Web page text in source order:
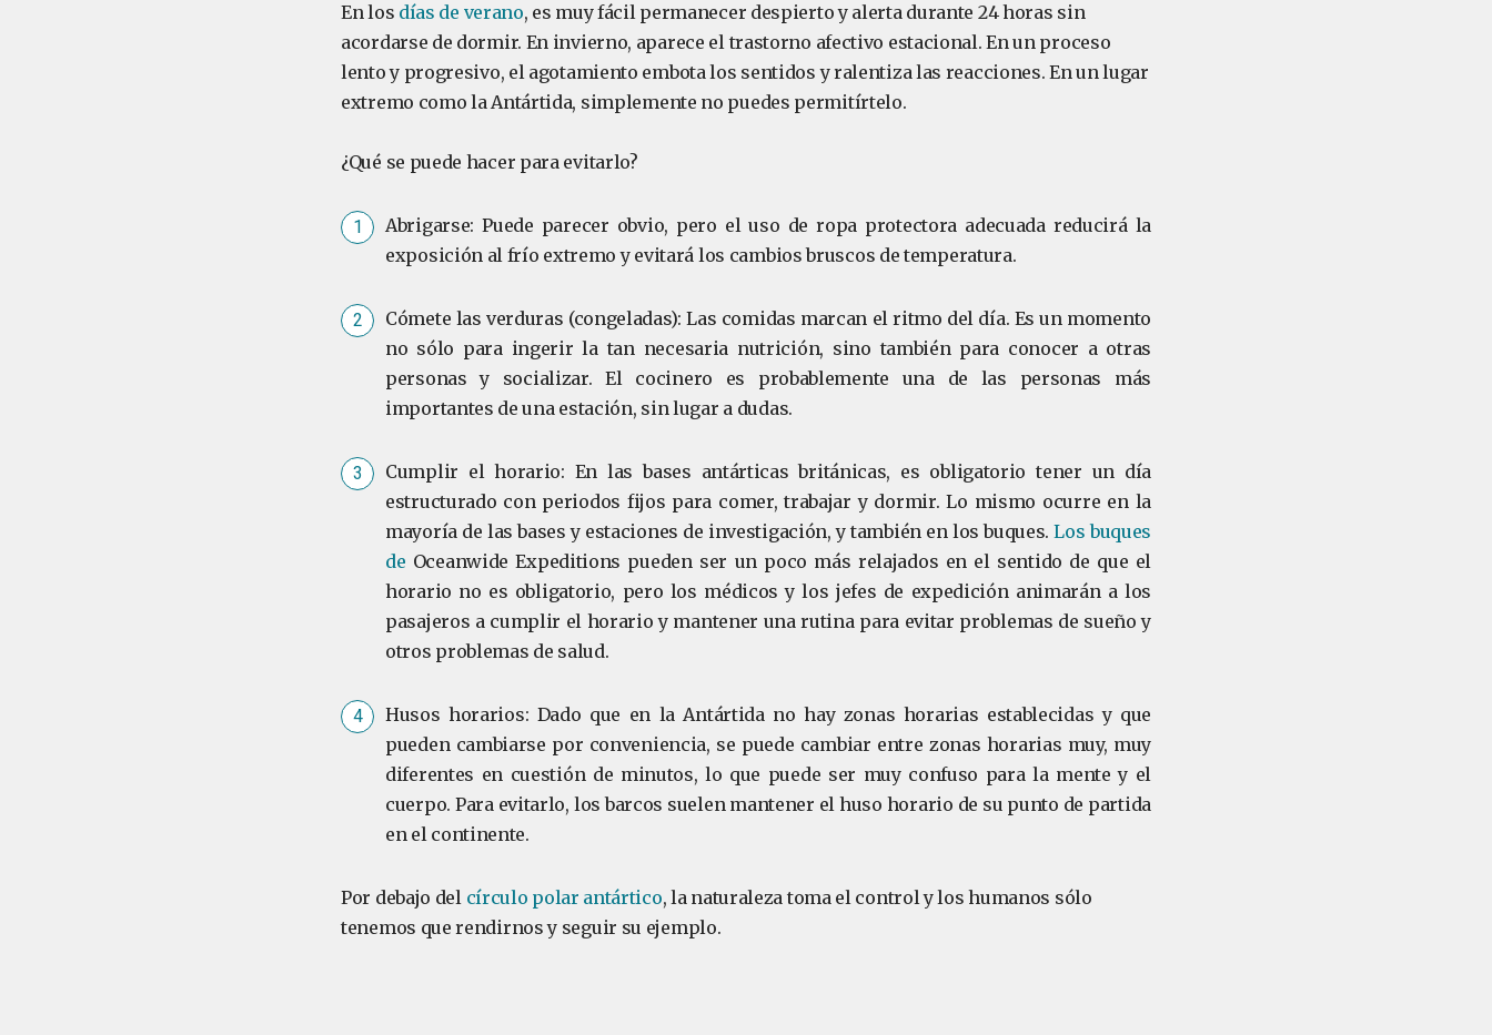
En los días de verano, es muy fácil permanecer despierto y alerta durante 24 horas sin
acordarse de dormir. En invierno, aparece el trastorno afectivo estacional. En un proceso
lento y progresivo, el agotamiento embota los sentidos y ralentiza las reacciones. En un lugar
extremo como la Antártida, simplemente no puedes permitírtelo.
¿Qué se puede hacer para evitarlo?
Abrigarse: Puede parecer obvio, pero el uso de ropa protectora adecuada reducirá la
exposición al frío extremo y evitará los cambios bruscos de temperatura.
Cómete las verduras (congeladas): Las comidas marcan el ritmo del día. Es un momento
no sólo para ingerir la tan necesaria nutrición, sino también para conocer a otras
personas y socializar. El cocinero es probablemente una de las personas más
importantes de una estación, sin lugar a dudas.
Cumplir el horario: En las bases antárticas británicas, es obligatorio tener un día
estructurado con periodos fijos para comer, trabajar y dormir. Lo mismo ocurre en la
mayoría de las bases y estaciones de investigación, y también en los buques.Los buques
de Oceanwide Expeditions pueden ser un poco más relajados en el sentido de que el
horario no es obligatorio, pero los médicos y los jefes de expedición animarán a los
pasajeros a cumplir el horario y mantener una rutina para evitar problemas de sueño y
otros problemas de salud.
Husos horarios: Dado que en la Antártida no hay zonas horarias establecidas y que
pueden cambiarse por conveniencia, se puede cambiar entre zonas horarias muy, muy
diferentes en cuestión de minutos, lo que puede ser muy confuso para la mente y el
cuerpo. Para evitarlo, los barcos suelen mantener el huso horario de su punto de partida
en el continente.
Por debajo del círculo polar antártico, la naturaleza toma el control y los humanos sólo
tenemos que rendirnos y seguir su ejemplo.